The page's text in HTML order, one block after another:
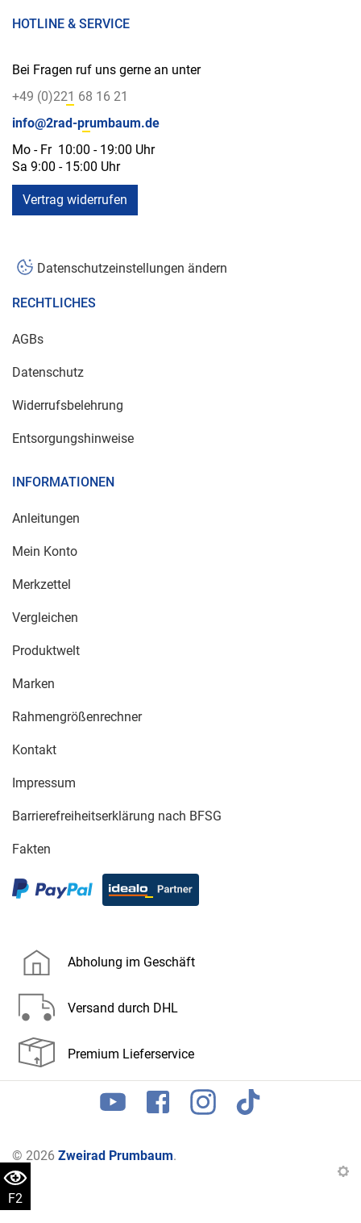
F2
HOTLINE & SERVICE
Bei Fragen ruf uns gerne an unter
+49 (0)221 68 16 21
info@2rad-prumbaum.de
Mo - Fr 10:00 - 19:00 Uhr
Sa 9:00 - 15:00 Uhr
Vertrag widerrufen
Datenschutzeinstellungen ändern
RECHTLICHES
AGBs
Datenschutz
Widerrufsbelehrung
Entsorgungshinweise
INFORMATIONEN
Anleitungen
Mein Konto
Merkzettel
Vergleichen
Produktwelt
Marken
Rahmengrößenrechner
Kontakt
Impressum
Barrierefreiheitserklärung nach BFSG
Fakten
Abholung im Geschäft
Versand durch DHL
Premium Lieferservice
© 2026 Zweirad Prumbaum.